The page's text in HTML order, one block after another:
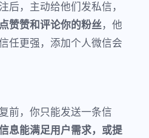
后，主动给他们发私信，
赞赞和评论你的粉丝 ，他
任更强，添加个人微信会
前，你只能发送一条信
息能满足用户需求，或提